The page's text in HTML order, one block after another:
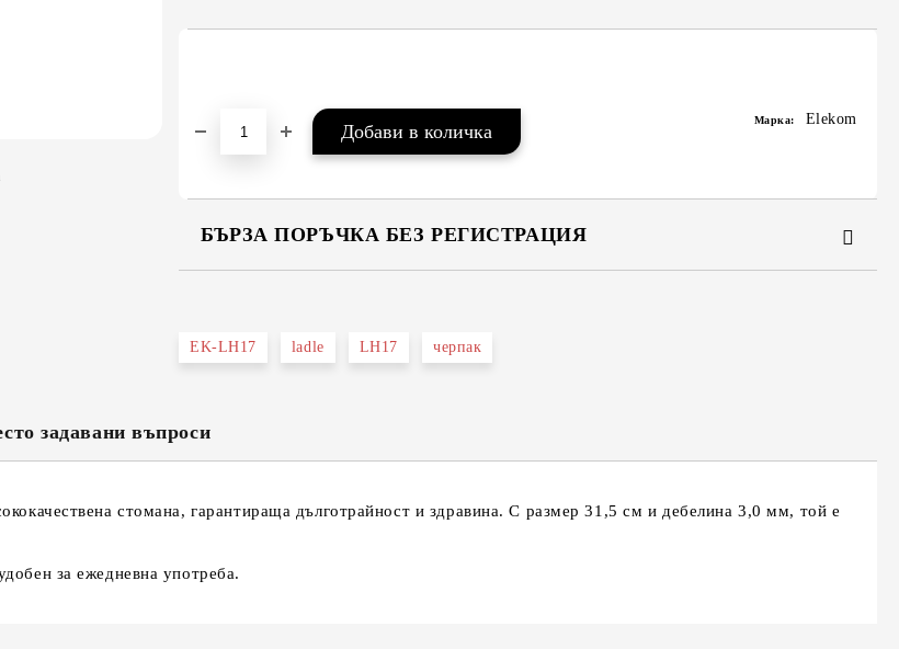
Марка: Elekom
БЪРЗА ПОРЪЧКА БЕЗ РЕГИСТРАЦИЯ
Съгласен съм с Политиката за лични данни
EK-LH17 ladle LH17 черпак
задавани въпроси
стомана, гарантираща дълготрайност и здравина. С размер 31,5 см и дебелина 3,0 мм, той е
за ежедневна употреба.